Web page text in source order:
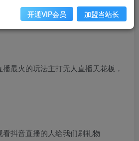
1848 91
最火的玩法主打无人直播天花板，
抖音直播的人给我们刷礼物
开通VIP会员 加盟当站长